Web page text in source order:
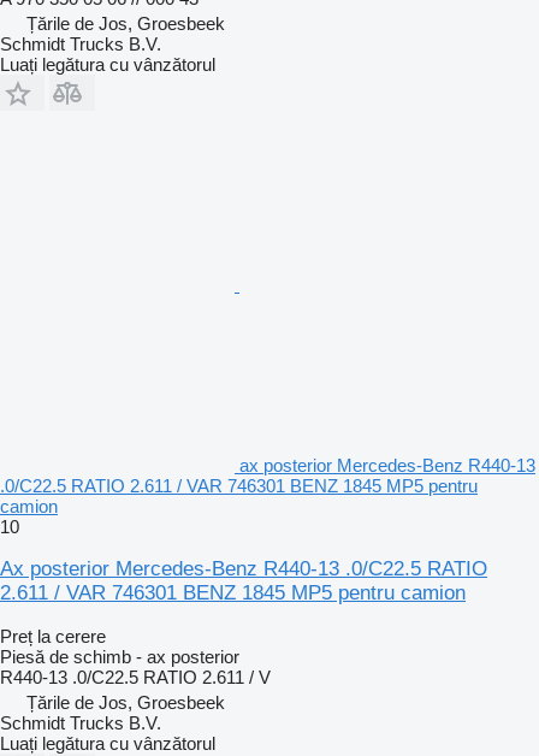
Țările de Jos, Groesbeek
Schmidt Trucks B.V.
Luați legătura cu vânzătorul
ax posterior Mercedes-Benz R440-13
.0/C22.5 RATIO 2.611 / VAR 746301 BENZ 1845 MP5 pentru
camion
10
Ax posterior Mercedes-Benz R440-13 .0/C22.5 RATIO
2.611 / VAR 746301 BENZ 1845 MP5 pentru camion
Preț la cerere
Piesă de schimb - ax posterior
R440-13 .0/C22.5 RATIO 2.611 / V
Țările de Jos, Groesbeek
Schmidt Trucks B.V.
Luați legătura cu vânzătorul